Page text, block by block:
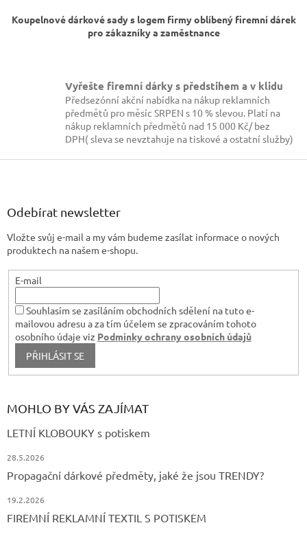
y
v
s
u
Koupelnové dárkové sady s logem firmy oblíbený firemní dárek
pro zákazníky a zaměstnance
Vyřešte firemní dárky s předstihem a v klidu
Předsezónní akční nabídka na nákup reklamních
předmětů pro měsíc SRPEN s 10 % slevou. Platí na
nákup reklamních předmětů nad 15 000 Kč/ bez
DPH( sleva se nevztahuje na tiskové a ostatní služby)
Z
Odebírat newsletter
Vložte svůj e-mail a my vám budeme zasílat informace o nových
produktech na našem e-shopu.
E-mail
Souhlasím se zasíláním obchodních sdělení na tuto e-
mailovou adresu a za tím účelem se zpracováním tohoto
osobního údaje viz Podmínky ochrany osobních údajů
PŘIHLÁSIT SE
MOHLO BY VÁS ZAJÍMAT
LETNÍ KLOBOUKY s potiskem
28.5.2026
Propagační dárkové předměty, jaké že jsou TRENDY?
19.2.2026
FIREMNÍ REKLAMNÍ TEXTIL S POTISKEM